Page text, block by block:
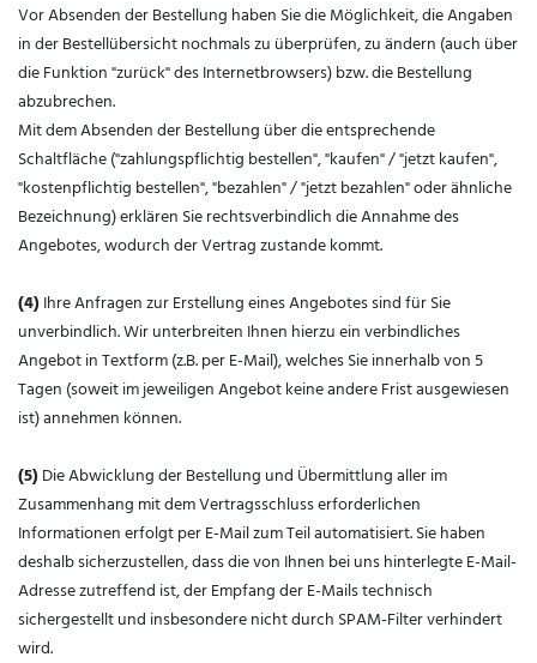
Vor Absenden der Bestellung haben Sie die Möglichkeit, die Angaben
in der Bestellübersicht nochmals zu überprüfen, zu ändern (auch über
die Funktion "zurück" des Internetbrowsers) bzw. die Bestellung
abzubrechen.
Mit dem Absenden der Bestellung über die entsprechende
Schaltfläche ("zahlungspflichtig bestellen", "kaufen" / "jetzt kaufen",
"kostenpflichtig bestellen", "bezahlen" / "jetzt bezahlen" oder ähnliche
Bezeichnung) erklären Sie rechtsverbindlich die Annahme des
Angebotes, wodurch der Vertrag zustande kommt.
(4)Ihre Anfragen zur Erstellung eines Angebotes sind für Sie
unverbindlich. Wir unterbreiten Ihnen hierzu ein verbindliches
Angebot in Textform (z.B. per E-Mail), welches Sie innerhalb von 5
Tagen (soweit im jeweiligen Angebot keine andere Frist ausgewiesen
ist) annehmen können.
(5)Die Abwicklung der Bestellung und Übermittlung aller im
Zusammenhang mit dem Vertragsschluss erforderlichen
Informationen erfolgt per E-Mail zum Teil automatisiert. Sie haben
deshalb sicherzustellen, dass die von Ihnen bei uns hinterlegte E-Mail-
Adresse zutreffend ist, der Empfang der E-Mails technisch
sichergestellt und insbesondere nicht durch SPAM-Filter verhindert
wird.